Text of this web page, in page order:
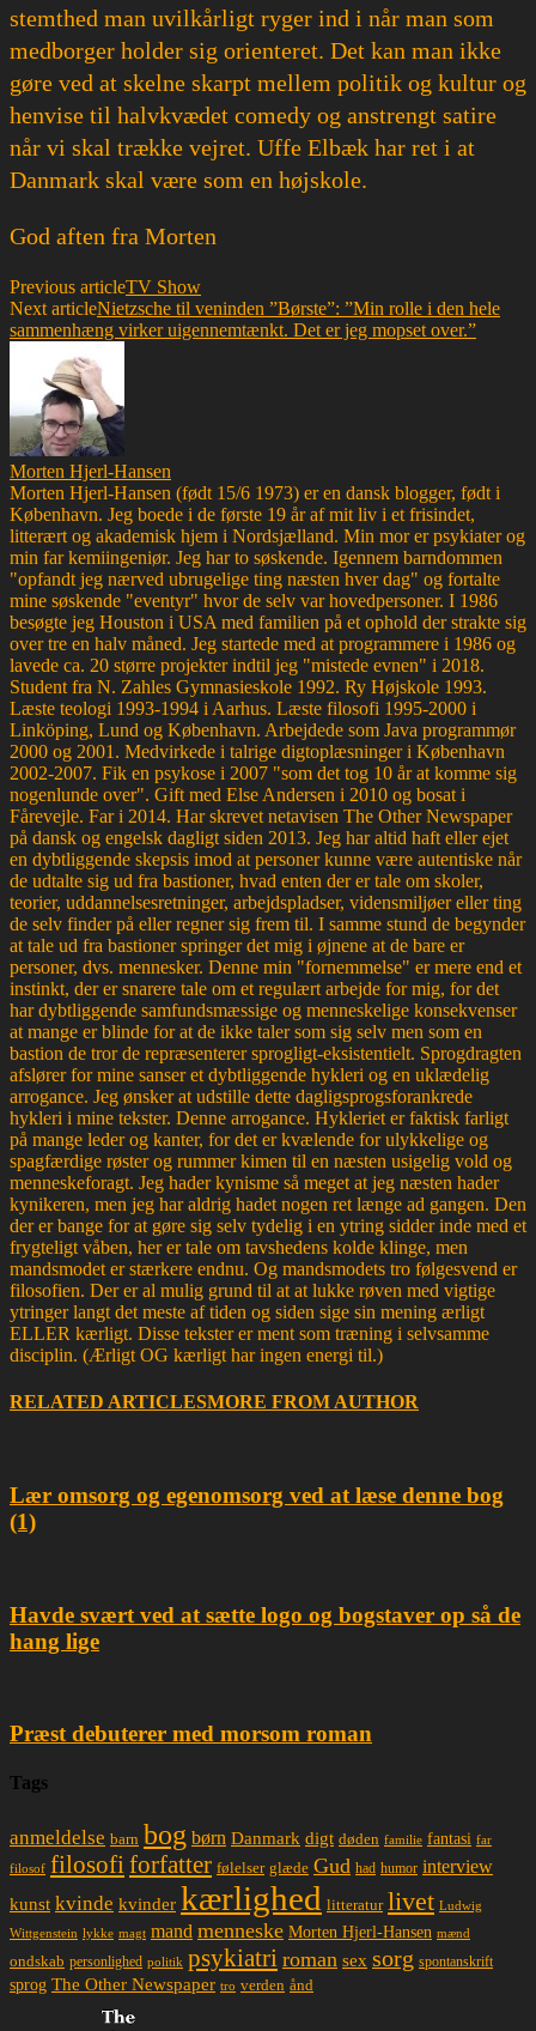
stemthed man uvilkårligt ryger ind i når man som
medborger holder sig orienteret. Det kan man ikke
gøre ved at skelne skarpt mellem politik og kultur og
henvise til halvkvædet comedy og anstrengt satire
når vi skal trække vejret. Uffe Elbæk har ret i at
Danmark skal være som en højskole.
God aften fra Morten
Previous articleTV Show
Next articleNietzsche til veninden ”Børste”: ”Min rolle i den hele
sammenhæng virker uigennemtænkt. Det er jeg mopset over.”
Morten Hjerl-Hansen
Morten Hjerl-Hansen (født 15/6 1973) er en dansk blogger, født i
København. Jeg boede i de første 19 år af mit liv i et frisindet,
litterært og akademisk hjem i Nordsjælland. Min mor er psykiater og
min far kemiingeniør. Jeg har to søskende. Igennem barndommen
"opfandt jeg nærved ubrugelige ting næsten hver dag" og fortalte
mine søskende "eventyr" hvor de selv var hovedpersoner. I 1986
besøgte jeg Houston i USA med familien på et ophold der strakte sig
over tre en halv måned. Jeg startede med at programmere i 1986 og
lavede ca. 20 større projekter indtil jeg "mistede evnen" i 2018.
Student fra N. Zahles Gymnasieskole 1992. Ry Højskole 1993.
Læste teologi 1993-1994 i Aarhus. Læste filosofi 1995-2000 i
Linköping, Lund og København. Arbejdede som Java programmør
2000 og 2001. Medvirkede i talrige digtoplæsninger i København
2002-2007. Fik en psykose i 2007 "som det tog 10 år at komme sig
nogenlunde over". Gift med Else Andersen i 2010 og bosat i
Fårevejle. Far i 2014. Har skrevet netavisen The Other Newspaper
på dansk og engelsk dagligt siden 2013. Jeg har altid haft eller ejet
en dybtliggende skepsis imod at personer kunne være autentiske når
de udtalte sig ud fra bastioner, hvad enten der er tale om skoler,
teorier, uddannelsesretninger, arbejdspladser, vidensmiljøer eller ting
de selv finder på eller regner sig frem til. I samme stund de begynder
at tale ud fra bastioner springer det mig i øjnene at de bare er
personer, dvs. mennesker. Denne min "fornemmelse" er mere end et
instinkt, der er snarere tale om et regulært arbejde for mig, for det
har dybtliggende samfundsmæssige og menneskelige konsekvenser
at mange er blinde for at de ikke taler som sig selv men som en
bastion de tror de repræsenterer sprogligt-eksistentielt. Sprogdragten
afslører for mine sanser et dybtliggende hykleri og en uklædelig
arrogance. Jeg ønsker at udstille dette dagligsprogsforankrede
hykleri i mine tekster. Denne arrogance. Hykleriet er faktisk farligt
på mange leder og kanter, for det er kvælende for ulykkelige og
spagfærdige røster og rummer kimen til en næsten usigelig vold og
menneskeforagt. Jeg hader kynisme så meget at jeg næsten hader
kynikeren, men jeg har aldrig hadet nogen ret længe ad gangen. Den
der er bange for at gøre sig selv tydelig i en ytring sidder inde med et
frygteligt våben, her er tale om tavshedens kolde klinge, men
mandsmodet er stærkere endnu. Og mandsmodets tro følgesvend er
filosofien. Der er al mulig grund til at at lukke røven med vigtige
ytringer langt det meste af tiden og siden sige sin mening ærligt
ELLER kærligt. Disse tekster er ment som træning i selvsamme
disciplin. (Ærligt OG kærligt har ingen energi til.)
RELATED ARTICLESMORE FROM AUTHOR
Lær omsorg og egenomsorg ved at læse denne bog
(1)
Havde svært ved at sætte logo og bogstaver op så de
hang lige
Præst debuterer med morsom roman
Tags
anmeldelse barn bog børn Danmark digt døden familie fantasi far
filosof filosofiforfatter følelser glæde Gud had humor interview
kunst kvinde kvinder kærlighed litteratur livet Ludwig
Wittgenstein lykke magt mand menneske Morten Hjerl-Hansen mænd
ondskab personlighed politik psykiatri roman sex sorg spontanskrift
sprog The Other Newspaper tro verden ånd